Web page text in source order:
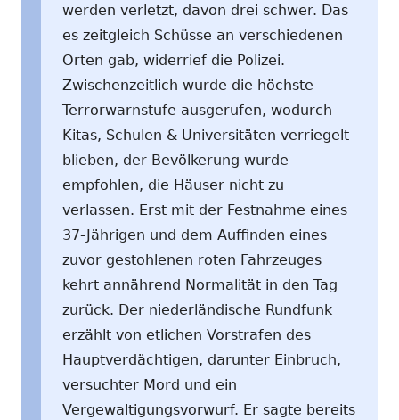
werden verletzt, davon drei schwer. Das
es zeitgleich Schüsse an verschiedenen
Orten gab, widerrief die Polizei.
Zwischenzeitlich wurde die höchste
Terrorwarnstufe ausgerufen, wodurch
Kitas, Schulen & Universitäten verriegelt
blieben, der Bevölkerung wurde
empfohlen, die Häuser nicht zu
verlassen. Erst mit der Festnahme eines
37-Jährigen und dem Auffinden eines
zuvor gestohlenen roten Fahrzeuges
kehrt annährend Normalität in den Tag
zurück. Der niederländische Rundfunk
erzählt von etlichen Vorstrafen des
Hauptverdächtigen, darunter Einbruch,
versuchter Mord und ein
Vergewaltigungsvorwurf. Er sagte bereits